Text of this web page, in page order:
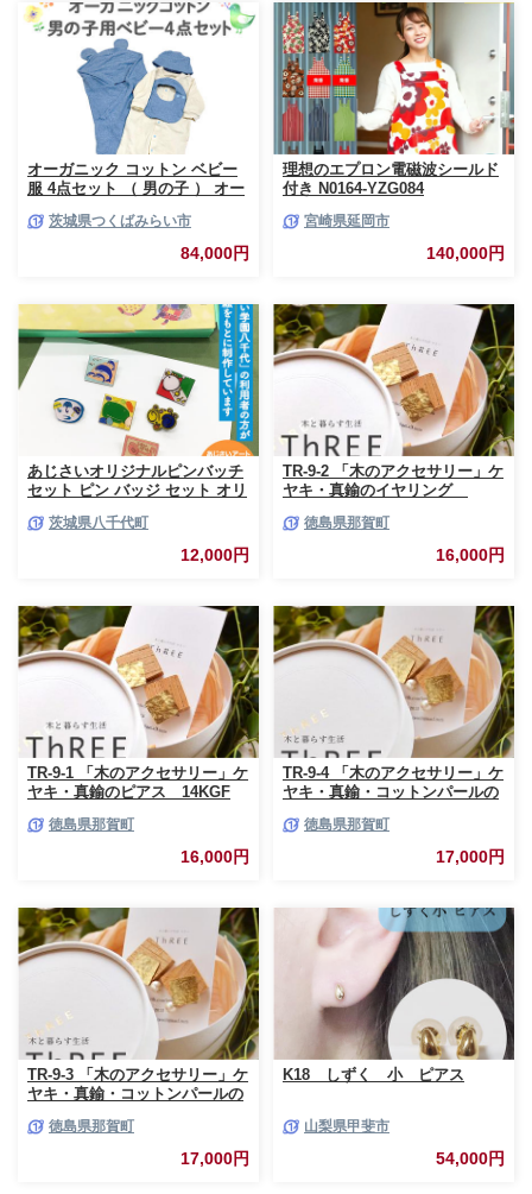
オーガニック コットン ベビー
服 4点セット （ 男の子 ） オー
ン オリジナル バリアフリー 新
生児 ギフト 出産祝い おくるみ
ベビー プレゼント 名入れ おし
NT]
茨城県つくばみらい市
84,000円
理想のエプロン電磁波シールド
付き N0164-YZG084
宮崎県延岡市
140,000円
あじさいオリジナルピンバッチ
セット ピン バッジ セット オリ
さと納税 12000円 [AP004ya]
茨城県八千代町
12,000円
TR-9-2 「木のアクセサリー」ケ
ヤキ・真鍮のイヤリング
徳島県那賀町
16,000円
TR-9-1 「木のアクセサリー」ケ
ヤキ・真鍮のピアス 14KGF
徳島県那賀町
16,000円
TR-9-4 「木のアクセサリー」ケ
ヤキ・真鍮・コットンパールの
徳島県那賀町
17,000円
TR-9-3 「木のアクセサリー」ケ
ヤキ・真鍮・コットンパールの
徳島県那賀町
17,000円
K18 しずく 小 ピアス
山梨県甲斐市
54,000円